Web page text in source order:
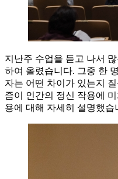
지난주 수업을 듣고 나서
하여 올렸습니다. 그중 한
자는 어떤 차이가 있는지
즘이 인간의 정신 작용에
용에 대해 자세히 설명했습